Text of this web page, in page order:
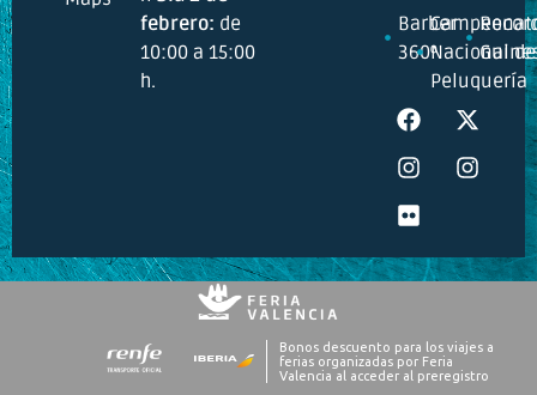
febrero: de
10:00 a 15:00
h.
Barber
360ºNacional de
Peluquería